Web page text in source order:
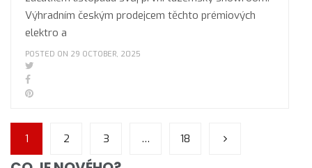
Výhradním českým prodejcem těchto prémiových
elektro a
POSTED ON 29 OCTOBER, 2025
1 2 3 … 18